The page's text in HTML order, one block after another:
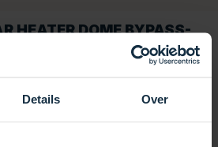
Details Over
HEATER DOME BYPASS-
Poolprodukt von
den optimalen Einsatz im und